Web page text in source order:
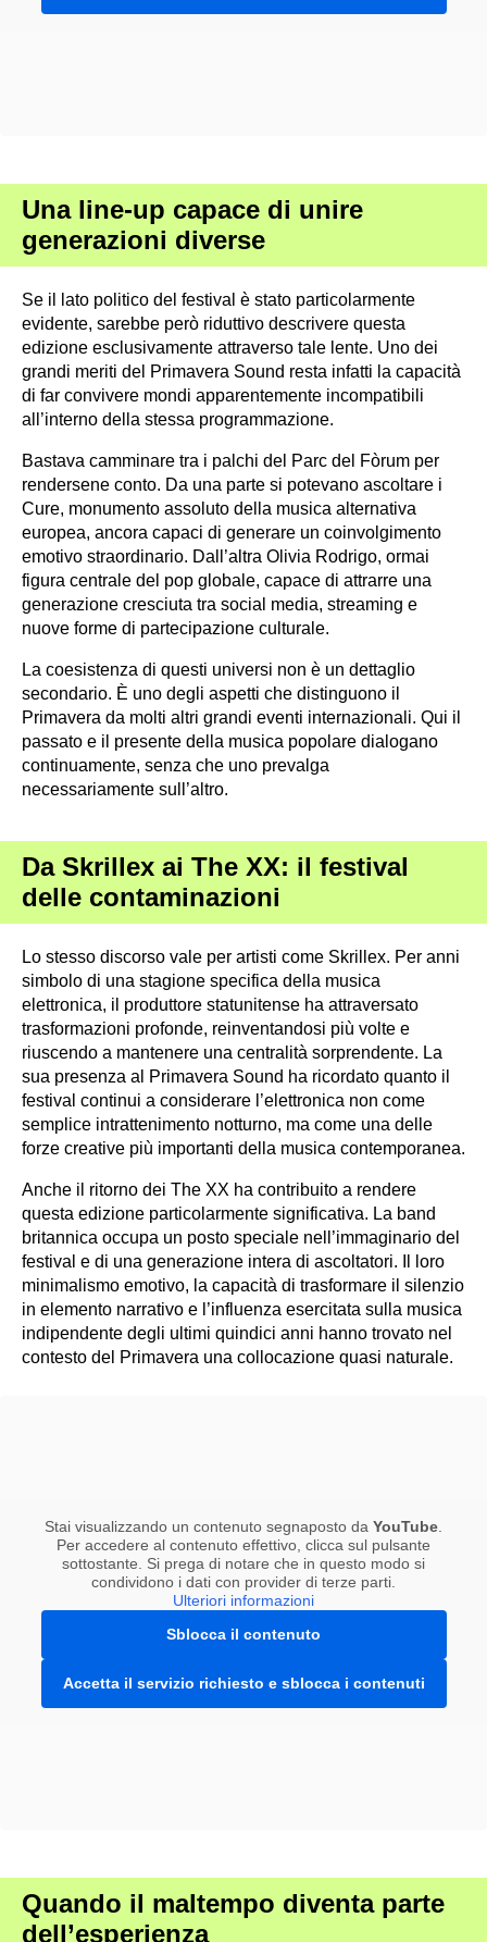
Una line-up capace di unire
generazioni diverse
Se il lato politico del festival è stato particolarmente
evidente, sarebbe però riduttivo descrivere questa
edizione esclusivamente attraverso tale lente. Uno dei
grandi meriti del Primavera Sound resta infatti la capacità
di far convivere mondi apparentemente incompatibili
all’interno della stessa programmazione.
Bastava camminare tra i palchi del Parc del Fòrum per
rendersene conto. Da una parte si potevano ascoltare i
Cure, monumento assoluto della musica alternativa
europea, ancora capaci di generare un coinvolgimento
emotivo straordinario. Dall’altra Olivia Rodrigo, ormai
figura centrale del pop globale, capace di attrarre una
generazione cresciuta tra social media, streaming e
nuove forme di partecipazione culturale.
La coesistenza di questi universi non è un dettaglio
secondario. È uno degli aspetti che distinguono il
Primavera da molti altri grandi eventi internazionali. Qui il
passato e il presente della musica popolare dialogano
continuamente, senza che uno prevalga
necessariamente sull’altro.
Da Skrillex ai The XX: il festival
delle contaminazioni
Lo stesso discorso vale per artisti come Skrillex. Per anni
simbolo di una stagione specifica della musica
elettronica, il produttore statunitense ha attraversato
trasformazioni profonde, reinventandosi più volte e
riuscendo a mantenere una centralità sorprendente. La
sua presenza al Primavera Sound ha ricordato quanto il
festival continui a considerare l’elettronica non come
semplice intrattenimento notturno, ma come una delle
forze creative più importanti della musica contemporanea.
Anche il ritorno dei The XX ha contribuito a rendere
questa edizione particolarmente significativa. La band
britannica occupa un posto speciale nell’immaginario del
festival e di una generazione intera di ascoltatori. Il loro
minimalismo emotivo, la capacità di trasformare il silenzio
in elemento narrativo e l’influenza esercitata sulla musica
indipendente degli ultimi quindici anni hanno trovato nel
contesto del Primavera una collocazione quasi naturale.
Stai visualizzando un contenuto segnaposto da YouTube
Per accedere al contenuto effettivo, clicca sul pulsante
sottostante. Si prega di notare che in questo modo si
condividono i dati con provider di terze parti.
Ulteriori informazioni
Sblocca il contenuto
Accetta il servizio richiesto e sblocca i contenuti
Quando il maltempo diventa parte
dell’esperienza